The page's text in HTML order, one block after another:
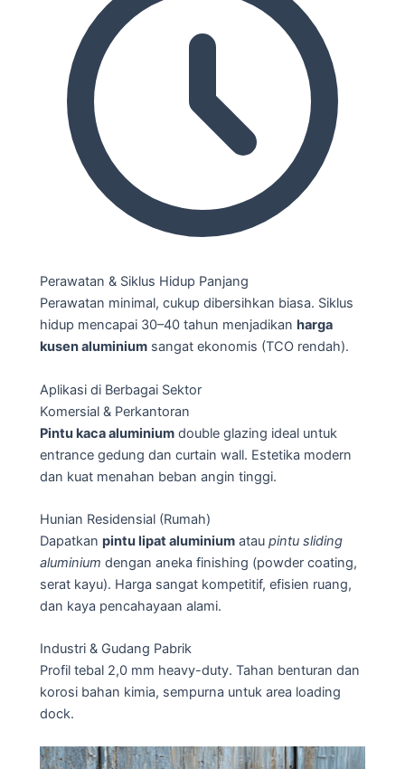
Perawatan & Siklus Hidup Panjang
Perawatan minimal, cukup dibersihkan biasa. Siklus
hidup mencapai 30–40 tahun menjadikan harga
kusen aluminium sangat ekonomis (TCO rendah).
Aplikasi di Berbagai Sektor
Komersial & Perkantoran
Pintu kaca aluminium double glazing ideal untuk
entrance gedung dan curtain wall. Estetika modern
dan kuat menahan beban angin tinggi.
Hunian Residensial (Rumah)
Dapatkan pintu lipat aluminium atau pintu sliding
aluminium dengan aneka finishing (powder coating,
serat kayu). Harga sangat kompetitif, efisien ruang,
dan kaya pencahayaan alami.
Industri & Gudang Pabrik
Profil tebal 2,0 mm heavy-duty. Tahan benturan dan
korosi bahan kimia, sempurna untuk area loading
dock.